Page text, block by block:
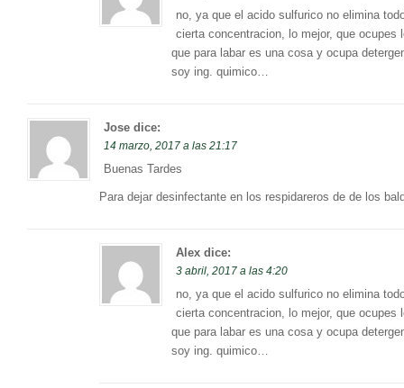
no, ya que el acido sulfurico no elimina
cierta concentracion, lo mejor, que
que para labar es una cosa y ocupa
soy ing. quimico…
Jose dice:
14 marzo, 2017 a las 21:17
Buenas Tardes
Para dejar desinfectante en los respidareros de de los
Alex dice:
3 abril, 2017 a las 4:20
no, ya que el acido sulfurico no elimina
cierta concentracion, lo mejor, que
que para labar es una cosa y ocupa
soy ing. quimico…